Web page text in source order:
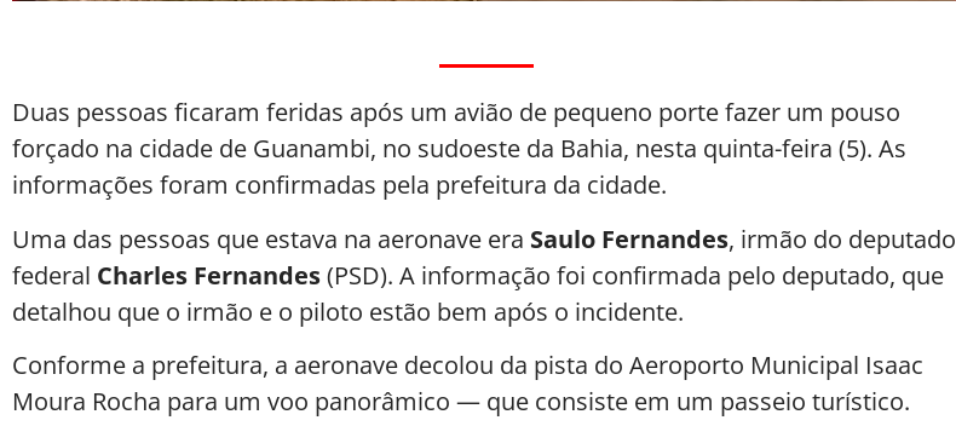
Duas pessoas ficaram feridas após um avião de pequeno porte fazer um pouso
forçado na cidade de Guanambi, no sudoeste da Bahia, nesta quinta-feira (5). As
informações foram confirmadas pela prefeitura da cidade.
Uma das pessoas que estava na aeronave era Saulo Fernandes, irmão do deputado
federal Charles Fernandes(PSD). A informação foi confirmada pelo deputado, que
detalhou que o irmão e o piloto estão bem após o incidente.
Conforme a prefeitura, a aeronave decolou da pista do Aeroporto Municipal Isaac
Moura Rocha para um voo panorâmico — que consiste em um passeio turístico.